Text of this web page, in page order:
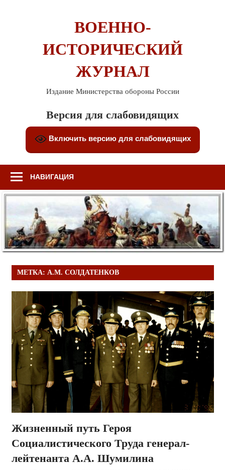
ВОЕННО-
ИСТОРИЧЕСКИЙ
ЖУРНАЛ
Издание Министерства обороны России
Версия для слабовидящих
Включить версию для слабовидящих
НАВИГАЦИЯ
МЕТКА: А.М. СОЛДАТЕНКОВ
Жизненный путь Героя
Социалистического Труда генерал-
лейтенанта А.А. Шумилина